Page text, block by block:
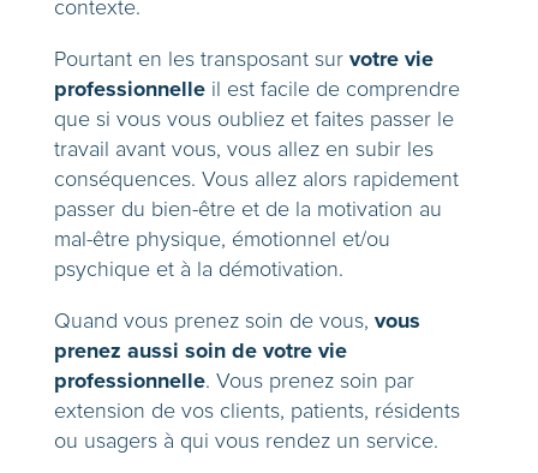
contexte.
Pourtant en les transposant sur votre vie
professionnelle il est facile de comprendre
que si vous vous oubliez et faites passer le
travail avant vous, vous allez en subir les
conséquences. Vous allez alors rapidement
passer du bien-être et de la motivation au
mal-être physique, émotionnel et/ou
psychique et à la démotivation.
Quand vous prenez soin de vous, vous
prenez aussi soin de votre vie
professionnelle. Vous prenez soin par
extension de vos clients, patients, résidents
ou usagers à qui vous rendez un service.